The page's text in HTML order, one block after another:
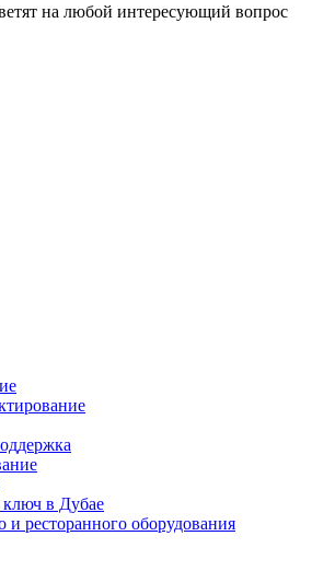
на любой интересующий вопрос
ключ в Дубае
и ресторанного оборудования